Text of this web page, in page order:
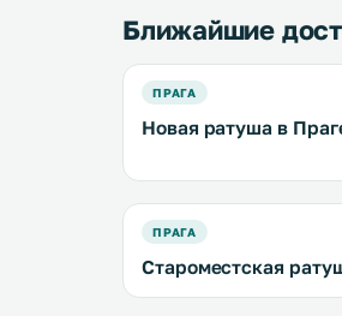
Ближайшие
ПРАГА
Новая ратуша в
ПРАГА
Староместская